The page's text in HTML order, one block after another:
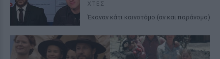
ΧΤΕΣ
Έκαναν κάτι καινοτόμο (αν και παράνομο)